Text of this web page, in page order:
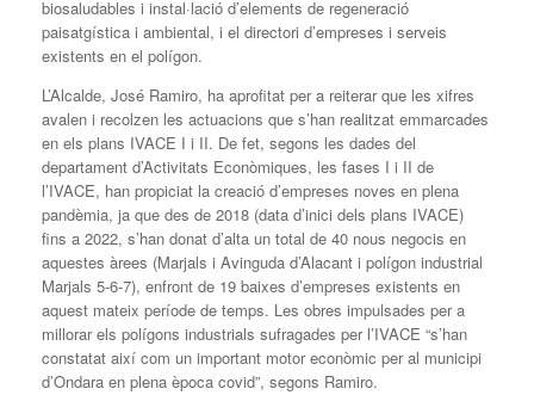
biosaludables i instal·lació d’elements de regeneració
paisatgística i ambiental, i el directori d’empreses i serveis
existents en el polígon.
L’Alcalde, José Ramiro, ha aprofitat per a reiterar que les xifres
avalen i recolzen les actuacions que s’han realitzat emmarcades
en els plans IVACE I i II. De fet, segons les dades del
departament d’Activitats Econòmiques, les fases I i II de
l’IVACE, han propiciat la creació d’empreses noves en plena
pandèmia, ja que des de 2018 (data d’inici dels plans IVACE)
fins a 2022, s’han donat d’alta un total de 40 nous negocis en
aquestes àrees (Marjals i Avinguda d’Alacant i polígon industrial
Marjals 5-6-7), enfront de 19 baixes d’empreses existents en
aquest mateix període de temps. Les obres impulsades per a
millorar els polígons industrials sufragades per l’IVACE “s’han
constatat així com un important motor econòmic per al municipi
d’Ondara en plena època covid”, segons Ramiro.